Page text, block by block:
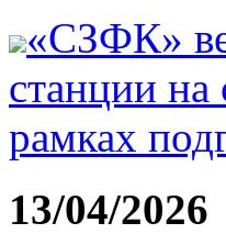
«СЗФК»
станции
рамках
13/04/2026